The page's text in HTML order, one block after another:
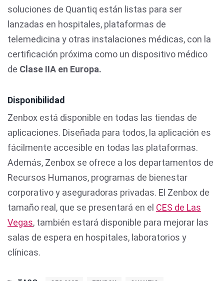
soluciones de Quantiq están listas para ser
lanzadas en hospitales, plataformas de
telemedicina y otras instalaciones médicas, con la
certificación próxima como un dispositivo médico
de Clase IIA en Europa.
Disponibilidad
Zenbox está disponible en todas las tiendas de
aplicaciones. Diseñada para todos, la aplicación es
fácilmente accesible en todas las plataformas.
Además, Zenbox se ofrece a los departamentos de
Recursos Humanos, programas de bienestar
corporativo y aseguradoras privadas. El Zenbox de
tamaño real, que se presentará en el CES de Las
Vegas, también estará disponible para mejorar las
salas de espera en hospitales, laboratorios y
clínicas.